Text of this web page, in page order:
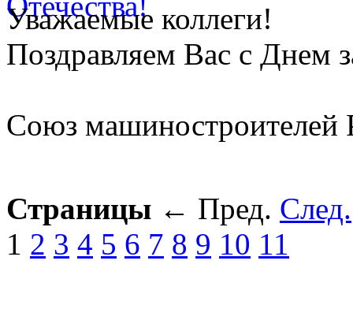
Уважаемые коллеги!
Поздравляем Вас с Днем
Союз машиностроителей
Страницы ← Пред. След.
1 2 3 4 5 6 7 8 9 10 11